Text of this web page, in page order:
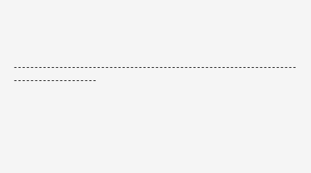
--------------------------------------------------------------------
--------------------